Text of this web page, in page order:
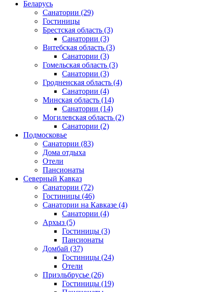
Беларусь
Санатории (29)
Гостиницы
Брестская область (3)
Санатории (3)
Витебская область (3)
Санатории (3)
Гомельская область (3)
Санатории (3)
Гродненская область (4)
Санатории (4)
Минская область (14)
Санатории (14)
Могилевская область (2)
Санатории (2)
Подмосковье
Санатории (83)
Дома отдыха
Отели
Пансионаты
Северный Кавказ
Санатории (72)
Гостиницы (46)
Санатории на Кавказе (4)
Санатории (4)
Архыз (5)
Гостиницы (3)
Пансионаты
Домбай (37)
Гостиницы (24)
Отели
Приэльбрусье (26)
Гостиницы (19)